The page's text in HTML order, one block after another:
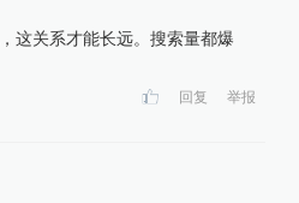
这关系才能长远。搜索量都爆
回复 举报